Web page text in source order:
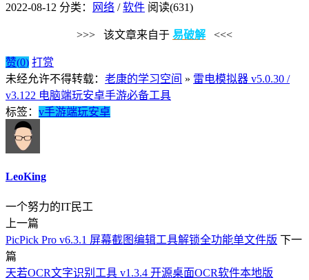
2022-08-12 分类： 网络 /软件 阅读(631)
>>> 该文章来自于 易破解 <<<
赞(0) 打赏
未经允许不得转载： 老康的学习空间 » 雷电模拟器 v5.0.30 /
v3.122 电脑端玩安卓手游必备工具
标签： v手游端玩安卓
LeoKing
一个努力的IT民工
上一篇
PicPick Pro v6.3.1 屏幕截图编辑工具解锁全功能单文件版 下一
篇
天若OCR文字识别工具 v1.3.4 开源桌面OCR软件本地版